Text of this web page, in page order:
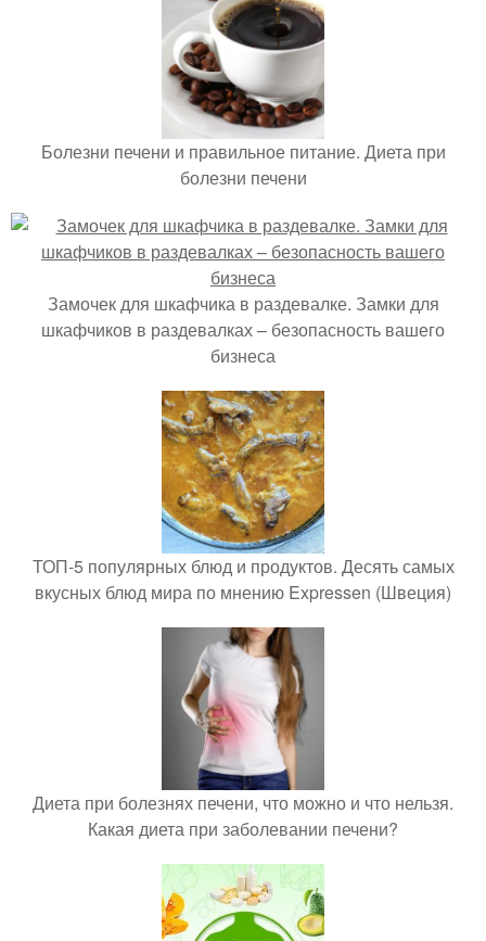
Болезни печени и правильное питание. Диета при
болезни печени
Замочек для шкафчика в раздевалке. Замки для
шкафчиков в раздевалках – безопасность вашего
бизнеса
ТОП-5 популярных блюд и продуктов. Десять самых
вкусных блюд мира по мнению Expressen (Швеция)
Диета при болезнях печени, что можно и что нельзя.
Какая диета при заболевании печени?